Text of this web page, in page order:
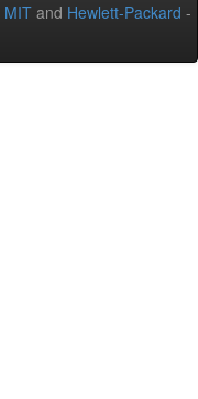
MIT and Hewlett-Packard -